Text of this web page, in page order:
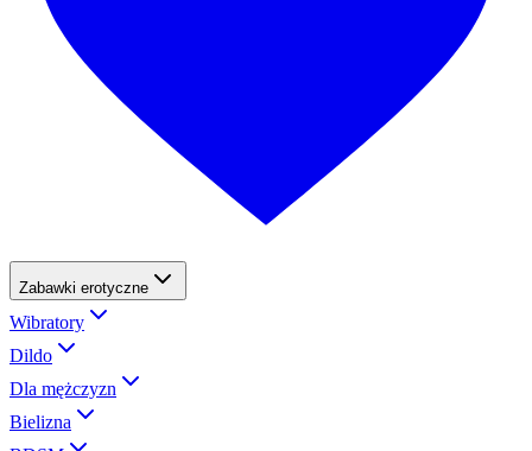
Zabawki erotyczne
Wibratory
Dildo
Dla mężczyzn
Bielizna